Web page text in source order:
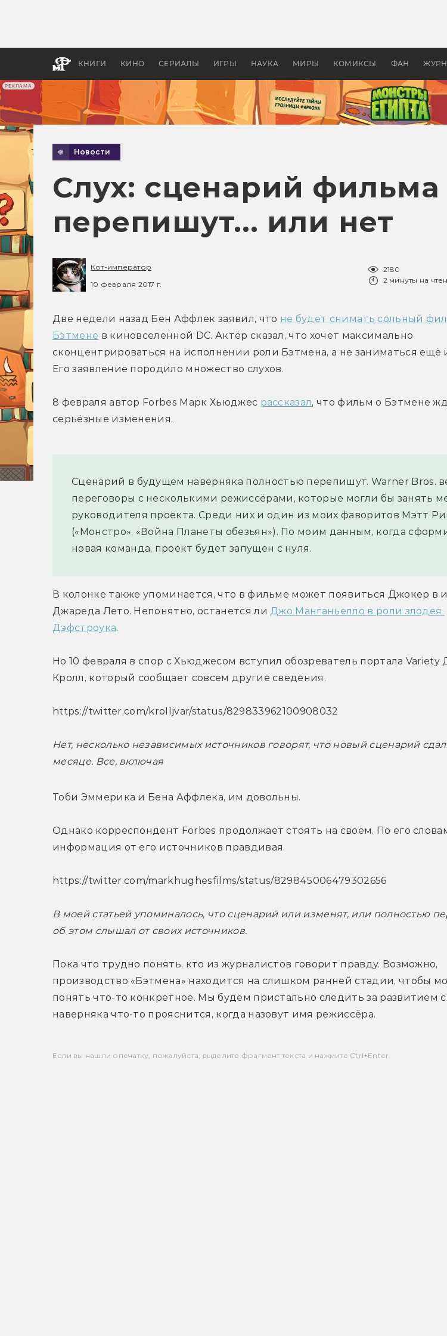
РЕКЛАМА
КНИГИ КИНО СЕРИАЛЫ ИГРЫ НАУКА МИРЫ КОМИКСЫ ФАН
бы «Властелина колец»
Новости
Слух: сценарий фильма
перепишут... или нет
Кот-император
10 февраля 2017 г.
2180
2 минуты на
Две недели назад Бен Аффлек заявил, что не будет снимать сольный
Бэтмене в киновселенной DC. Актёр сказал, что хочет максимально
сконцентрироваться на исполнении роли Бэтмена, а не заниматься ещё
Его заявление породило множество слухов.
8 февраля автор Forbes Марк Хьюджес рассказал, что фильм о Бэтмене
серьёзные изменения.
Сценарий в будущем наверняка полностью перепишут. Warner Bros.
переговоры с несколькими режиссёрами, которые могли бы занять
руководителя проекта. Среди них и один из моих фаворитов Мэтт
(«Монстро», «Война Планеты обезьян»). По моим данным, когда
новая команда, проект будет запущен с нуля.
В колонке также упоминается, что в фильме может появиться Джокер в
Джареда Лето. Непонятно, останется ли Джо Манганьелло в роли злодея
Дэфстроука.
Но 10 февраля в спор с Хьюджесом вступил обозреватель портала Variety
Кролл, который сообщает совсем другие сведения.
https://twitter.com/krolljvar/status/829833962100908032
Нет, несколько независимых источников говорят, что новый сценарий
месяце. Все, включая
Тоби Эммерика и Бена Аффлека, им довольны.
Однако корреспондент Forbes продолжает стоять на своём. По его
информация от его источников правдивая.
https://twitter.com/markhughesfilms/status/829845006479302656
В моей статьей упоминалось, что сценарий или изменят, или полностью
об этом слышал от своих источников.
Пока что трудно понять, кто из журналистов говорит правду. Возможно,
производство «Бэтмена» находится на слишком ранней стадии, чтобы
понять что-то конкретное. Мы будем пристально следить за развитием
наверняка что-то прояснится, когда назовут имя режиссёра.
Если вы нашли опечатку, пожалуйста, выделите фрагмент текста и нажмите Ctrl+Enter.